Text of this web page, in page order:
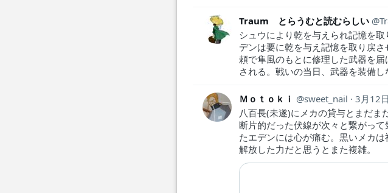
Traum とらうむと読むらしい
シュウにより乾を与えられ記憶を
デンは要に乾を与え記憶を取り戻
頼で隼風のもとに修理した武器を
される。戦いの当日、武器を装備
Ｍｏｔｏｋｉ sweet_nail
3月12日
八百長(未遂)にメカの貸与とまだま
断片的だった伏線が次々と繋がっ
たエデンには心が痛む。黒いメカ
解放した力だと思うとまた複雑。